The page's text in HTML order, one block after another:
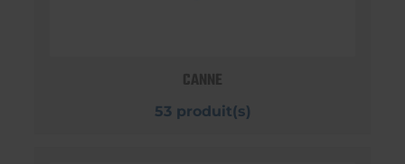
CANNE
53 produit(s)